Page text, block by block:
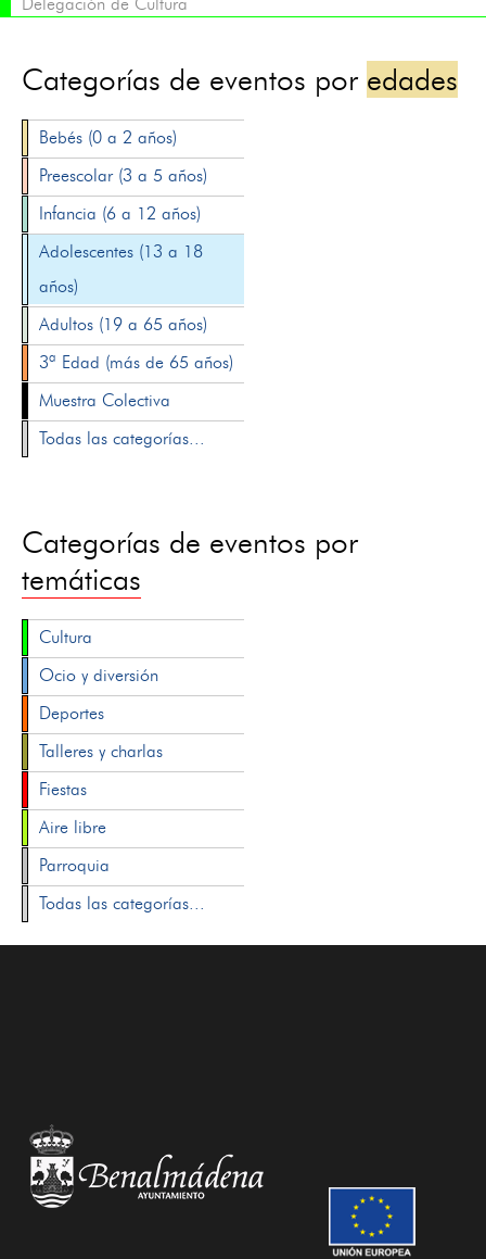
Categorías de eventos por edades
Bebés (0 a 2 años)
Preescolar (3 a 5 años)
Infancia (6 a 12 años)
Adolescentes (13 a 18
años)
Adultos (19 a 65 años)
3ª Edad (más de 65 años)
Muestra Colectiva
Todas las categorías...
Categorías de eventos por
temáticas
Cultura
Ocio y diversión
Deportes
Talleres y charlas
Fiestas
Aire libre
Parroquia
Todas las categorías...